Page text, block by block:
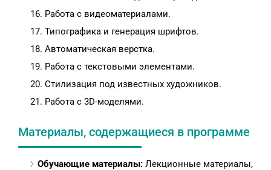
Работа с видеоматериалами.
Типографика и генерация шрифтов.
Автоматическая верстка.
Работа с текстовыми элементами.
Стилизация под известных художников.
Работа с 3D-моделями.
Материалы, содержащиеся в программе
Обучающие материалы: Лекционные материалы,